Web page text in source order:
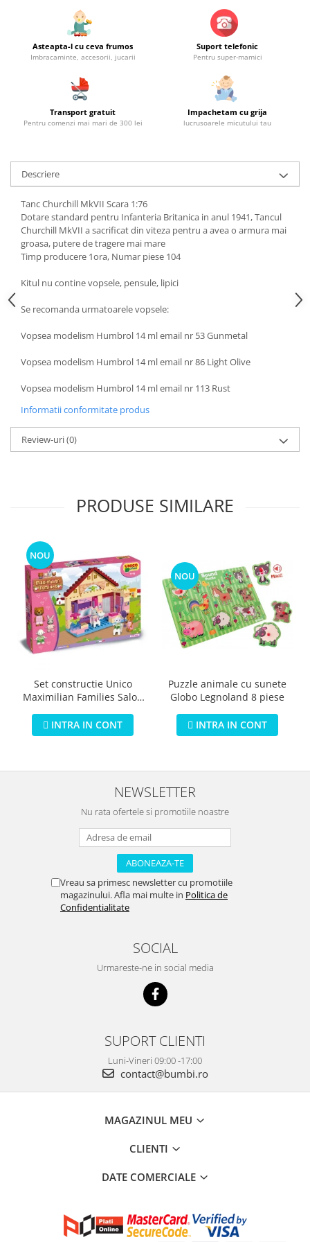
Asteapta-l cu ceva frumos
Imbracaminte, accesorii, jucarii
Suport telefonic
Pentru super-mamici
Transport gratuit
Pentru comenzi mai mari de 300 lei
Impachetam cu grija
lucrusoarele micutului tau
Descriere
Tanc Churchill MkVII Scara 1:76
Dotare standard pentru Infanteria Britanica in anul 1941, Tancul
Churchill MkVII a sacrificat din viteza pentru a avea o armura mai
groasa, putere de tragere mai mare
Timp producere 1ora, Numar piese 104
Kitul nu contine vopsele, pensule, lipici
Se recomanda urmatoarele vopsele:
Vopsea modelism Humbrol 14 ml email nr 53 Gunmetal
Vopsea modelism Humbrol 14 ml email nr 86 Light Olive
Vopsea modelism Humbrol 14 ml email nr 113 Rust
Informatii conformitate produs
Review-uri(0)
PRODUSE SIMILARE
NOU
Set constructie Unico
Maximilian Families Salon
INTRA IN CONT
NOU
Puzzle animale cu sunete
Globo Legnoland 8 piese
INTRA IN CONT
NEWSLETTER
Nu rata ofertele si promotiile noastre
Vreau sa primesc newsletter cu promotiile
magazinului. Afla mai multe in Politica de
Confidentialitate
SOCIAL
Urmareste-ne in social media
SUPORT CLIENTI
Luni-Vineri 09:00 -17:00
contact@bumbi.ro
MAGAZINUL MEU
CLIENTI
DATE COMERCIALE